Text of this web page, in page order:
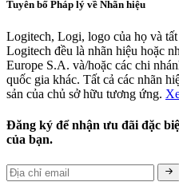
Tuyên bố Pháp lý về Nhãn hiệu
Logitech, Logi, logo của họ và tất
Logitech đều là nhãn hiệu hoặc
Europe S.A. và/hoặc các chi
quốc gia khác. Tất cả các nhãn
sản của chủ sở hữu tương ứng.
Đăng ký để nhận ưu đãi đặc
của bạn.